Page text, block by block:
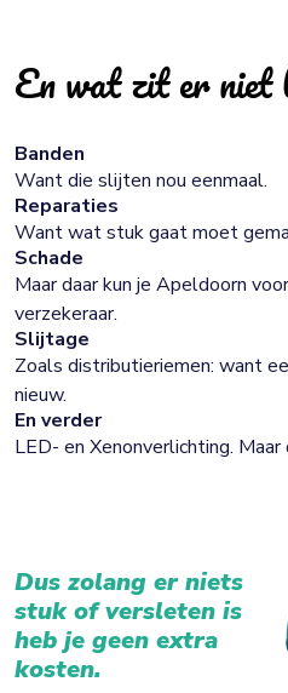
En wat zit er niet
Banden
Want die slijten nou eenmaal.
Reparaties
Want wat stuk gaat moet
Schade
Maar daar kun je Apeldoorn
verzekeraar.
Slijtage
Zoals distributieriemen: want
nieuw.
En verder
LED- en Xenonverlichting.
Dus zolang er niets
stuk of versleten is
heb je geen extra
kosten.